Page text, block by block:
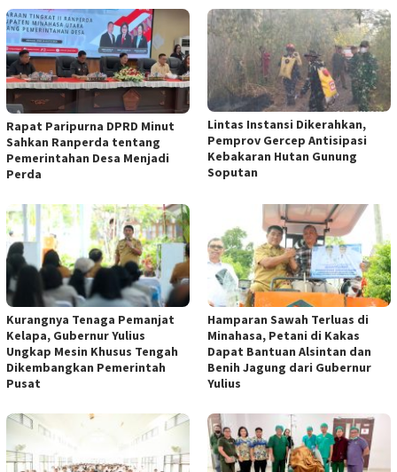
Rapat Paripurna DPRD Minut
Sahkan Ranperda tentang
Pemerintahan Desa Menjadi
Perda
Lintas Instansi Dikerahkan,
Pemprov Gercep Antisipasi
Kebakaran Hutan Gunung
Soputan
Kurangnya Tenaga Pemanjat
Kelapa, Gubernur Yulius
Ungkap Mesin Khusus Tengah
Dikembangkan Pemerintah
Pusat
Hamparan Sawah Terluas di
Minahasa, Petani di Kakas
Dapat Bantuan Alsintan dan
Benih Jagung dari Gubernur
Yulius